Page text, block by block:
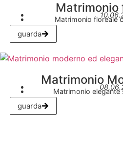
Matrimonio
Matrimonio floreale
guarda
Matrimonio
Matrimonio
guarda